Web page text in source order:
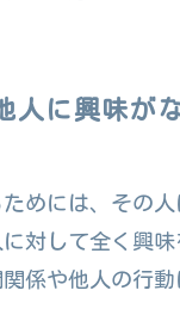
人に興味が
ためには、その
対して全く興
係や他人の行